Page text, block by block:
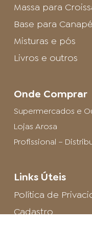
Massa para
Base para
Misturas e pós
Livros e outros
Onde Comprar
Supermercados e
Lojas Arosa
Profissional –
Links Úteis
Política de
Cadastro